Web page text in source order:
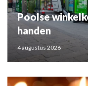
Poolse
handen
4 augustus 2026